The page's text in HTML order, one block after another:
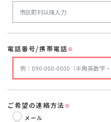
電話番号/携帯電話※
ご希望の連絡方法※
メール